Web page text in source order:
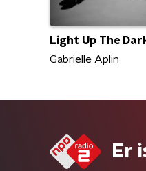
Light Up The
Gabrielle Aplin
Er